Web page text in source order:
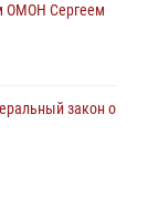
ОМОН Сергеем
закон о